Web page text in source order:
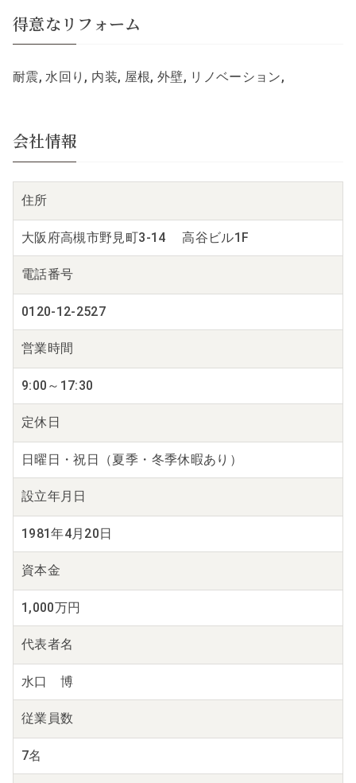
得意なリフォーム
耐震, 水回り, 内装, 屋根, 外壁, リノベーション,
会社情報
住所
大阪府高槻市野見町3-14 高谷ビル1F
電話番号
0120-12-2527
営業時間
9:00～17:30
定休日
日曜日・祝日（夏季・冬季休暇あり）
設立年月日
1981年4月20日
資本金
1,000万円
代表者名
水口 博
従業員数
7名